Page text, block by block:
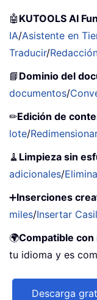
🤖 KUTOOLS AI
IA/Asistente en
Traducir/
📘 Dominio del
documentos/
✏Edición de
lote/
🧹 Limpieza sin
adicionales/
➕Inserciones
miles/Insertar
🌍Compatible
tu idioma y es
Descarga